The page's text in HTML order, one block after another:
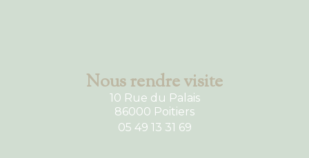
Nous rendre visite
10 Rue du Palais
86000 Poitiers
05 49 13 31 69